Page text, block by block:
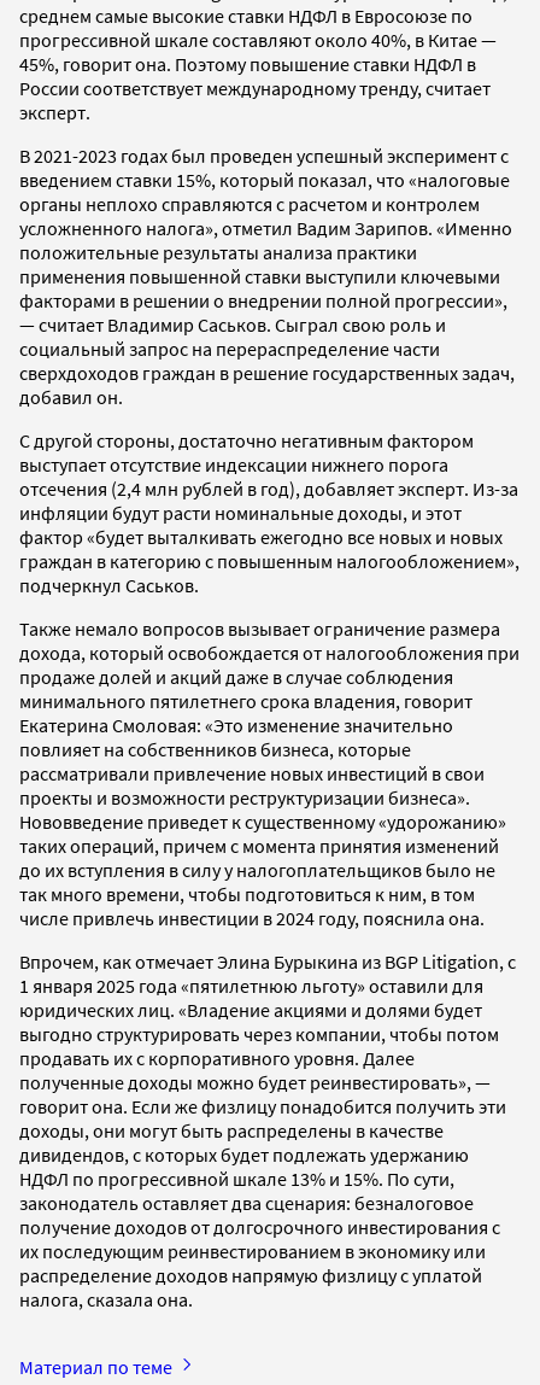
среднем самые высокие ставки НДФЛ в Евросоюзе по
прогрессивной шкале составляют около 40%, в Китае —
45%, говорит она. Поэтому повышение ставки НДФЛ в
России соответствует международному тренду, считает
эксперт.
В 2021-2023 годах был проведен успешный эксперимент с
введением ставки 15%, который показал, что «налоговые
органы неплохо справляются с расчетом и контролем
усложненного налога», отметил Вадим Зарипов. «Именно
положительные результаты анализа практики
применения повышенной ставки выступили ключевыми
факторами в решении о внедрении полной прогрессии»,
— считает Владимир Саськов. Сыграл свою роль и
социальный запрос на перераспределение части
сверхдоходов граждан в решение государственных задач,
добавил он.
С другой стороны, достаточно негативным фактором
выступает отсутствие индексации нижнего порога
отсечения (2,4 млн рублей в год), добавляет эксперт. Из-за
инфляции будут расти номинальные доходы, и этот
фактор «будет выталкивать ежегодно все новых и новых
граждан в категорию с повышенным налогообложением»,
подчеркнул Саськов.
Также немало вопросов вызывает ограничение размера
дохода, который освобождается от налогообложения при
продаже долей и акций даже в случае соблюдения
минимального пятилетнего срока владения, говорит
Екатерина Смоловая: «Это изменение значительно
повлияет на собственников бизнеса, которые
рассматривали привлечение новых инвестиций в свои
проекты и возможности реструктуризации бизнеса».
Нововведение приведет к существенному «удорожанию»
таких операций, причем с момента принятия изменений
до их вступления в силу у налогоплательщиков было не
так много времени, чтобы подготовиться к ним, в том
числе привлечь инвестиции в 2024 году, пояснила она.
Впрочем, как отмечает Элина Бурыкина из BGP Litigation, с
1 января 2025 года «пятилетнюю льготу» оставили для
юридических лиц. «Владение акциями и долями будет
выгодно структурировать через компании, чтобы потом
продавать их с корпоративного уровня. Далее
полученные доходы можно будет реинвестировать», —
говорит она. Если же физлицу понадобится получить эти
доходы, они могут быть распределены в качестве
дивидендов, с которых будет подлежать удержанию
НДФЛ по прогрессивной шкале 13% и 15%. По сути,
законодатель оставляет два сценария: безналоговое
получение доходов от долгосрочного инвестирования с
их последующим реинвестированием в экономику или
распределение доходов напрямую физлицу с уплатой
налога, сказала она.
Материал по теме